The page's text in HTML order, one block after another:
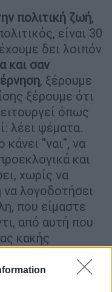
πολιτική ζωή,
είναι 30
δει λοιπόν
και σαν
, ξέρουμε
ξέρουμε ότι
όπως
λέει ψέματα.
κάνει "ναι", να
και
χωρίς να
λογοδοτήσει
που είμαστε
από αυτή που
κακής
του,